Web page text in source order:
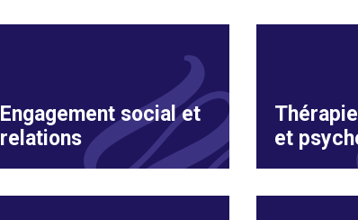
Engagement social et
relations
et